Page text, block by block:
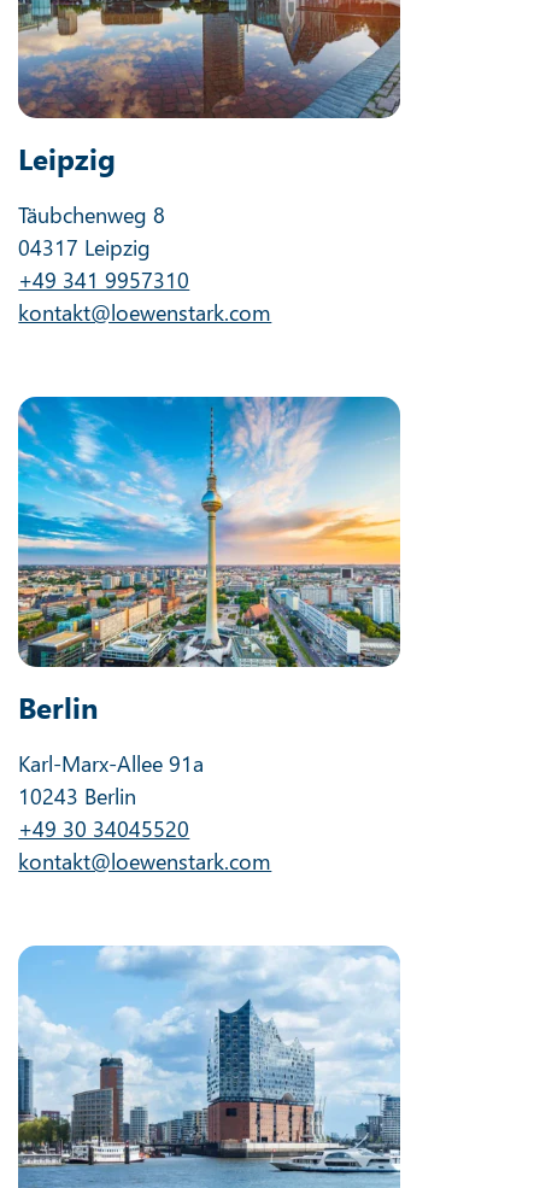
Leipzig
Täubchenweg 8
04317 Leipzig
+49 341 9957310
kontakt@loewenstark.com
Berlin
Karl-Marx-Allee 91a
10243 Berlin
+49 30 34045520
kontakt@loewenstark.com